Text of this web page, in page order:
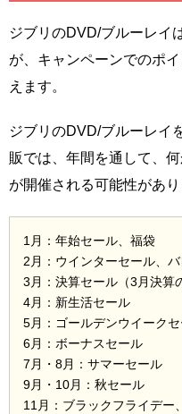
ジブリのDVD/ブルーレイ
が、キャンペーンでのポ
えます。
ジブリのDVD/ブルーレイ
販では、年間を通して、
が開催される可能性があり
1月：年始セール、福袋
2月：ウインターセール、
3月：決算セール（3月決算
4月：新生活セール
5月：ゴールデンウイーク
6月：ボーナスセール
7月・8月：サマーセール
9月・10月：秋セール
11月：ブラックフライデー